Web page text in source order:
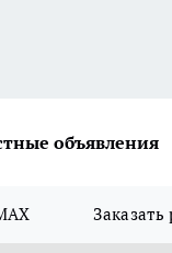
объявления
Заказать